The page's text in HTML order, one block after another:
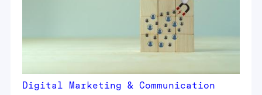
Digital Marketing & Communication